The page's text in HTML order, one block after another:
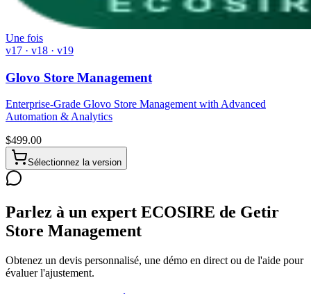
Une fois
v17 · v18 · v19
Glovo Store Management
Enterprise-Grade Glovo Store Management with Advanced
Automation & Analytics
$499.00
Sélectionnez la version
Parlez à un expert ECOSIRE de Getir
Store Management
Obtenez un devis personnalisé, une démo en direct ou de l'aide pour
évaluer l'ajustement.